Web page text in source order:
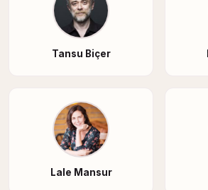
Tansu Biçer
Lale Mansur